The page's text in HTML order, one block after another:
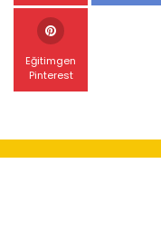
Eğitimgen
Pinterest